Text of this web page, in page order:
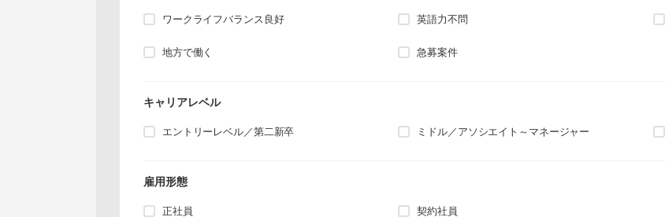
ワークライフバランス良好 英語力不問
地方で働く 急募案件
キャリアレベル
エントリーレベル／第二新卒 ミドル／アソシエイト～マネージャー
雇用形態
正社員 契約社員